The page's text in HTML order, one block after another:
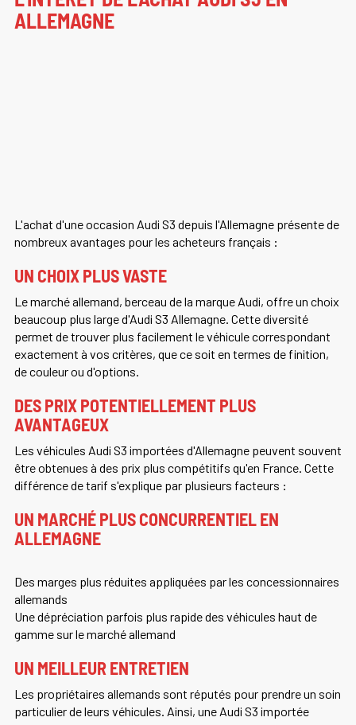
ALLEMAGNE
L'achat d'une occasion Audi S3 depuis l'Allemagne présente de
nombreux avantages pour les acheteurs français :
UN CHOIX PLUS VASTE
Le marché allemand, berceau de la marque Audi, offre un choix
beaucoup plus large d'Audi S3 Allemagne. Cette diversité
permet de trouver plus facilement le véhicule correspondant
exactement à vos critères, que ce soit en termes de finition,
de couleur ou d'options.
DES PRIX POTENTIELLEMENT PLUS
AVANTAGEUX
Les véhicules Audi S3 importées d'Allemagne peuvent souvent
être obtenues à des prix plus compétitifs qu'en France. Cette
différence de tarif s'explique par plusieurs facteurs :
UN MARCHÉ PLUS CONCURRENTIEL EN
ALLEMAGNE
Des marges plus réduites appliquées par les concessionnaires
allemands
Une dépréciation parfois plus rapide des véhicules haut de
gamme sur le marché allemand
UN MEILLEUR ENTRETIEN
Les propriétaires allemands sont réputés pour prendre un soin
particulier de leurs véhicules. Ainsi, une Audi S3 importée